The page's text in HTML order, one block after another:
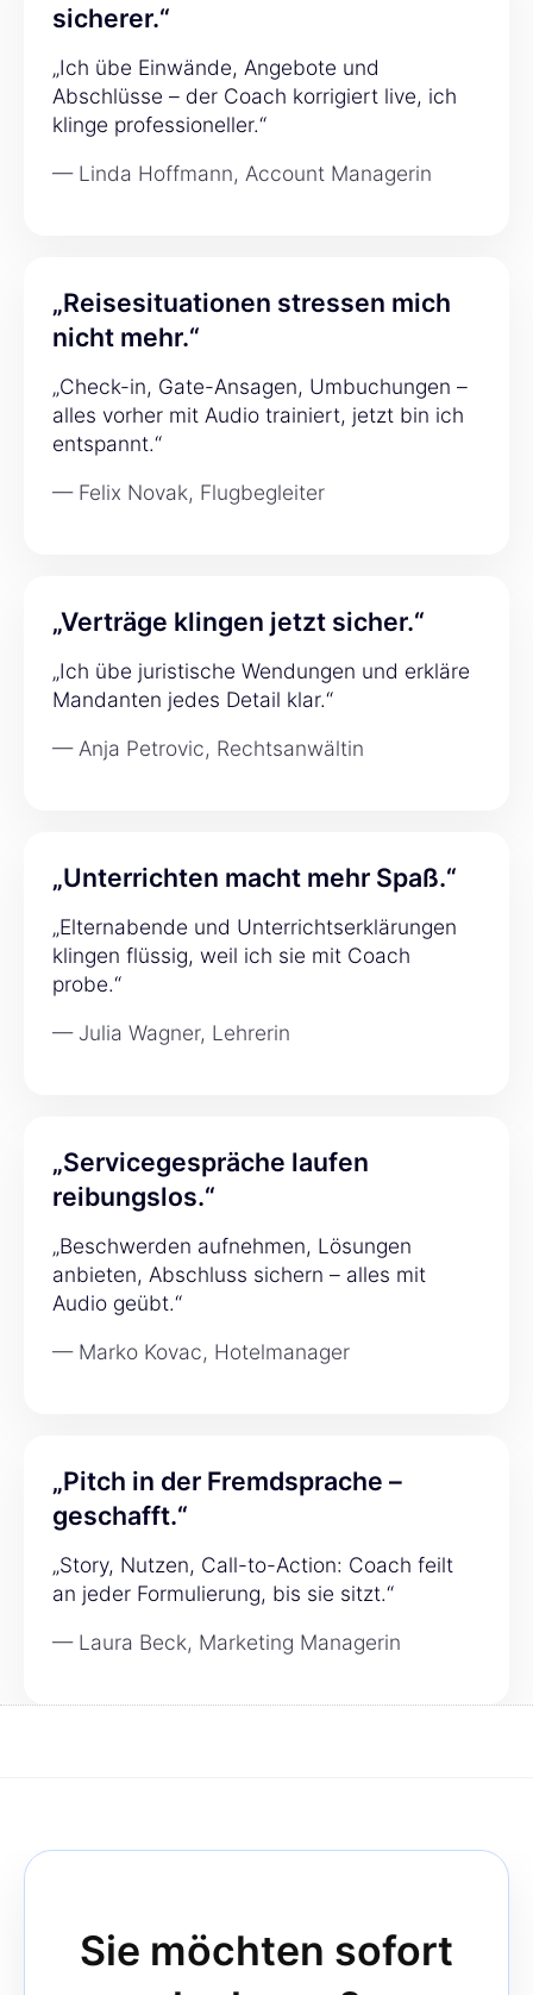
sicherer.“
„Ich übe Einwände, Angebote und
Abschlüsse – der Coach korrigiert live, ich
klinge professioneller.“
— Linda Hoffmann, Account Managerin
„Reisesituationen stressen mich
nicht mehr.“
„Check-in, Gate-Ansagen, Umbuchungen –
alles vorher mit Audio trainiert, jetzt bin ich
entspannt.“
— Felix Novak, Flugbegleiter
„Verträge klingen jetzt sicher.“
„Ich übe juristische Wendungen und erkläre
Mandanten jedes Detail klar.“
— Anja Petrovic, Rechtsanwältin
„Unterrichten macht mehr Spaß.“
„Elternabende und Unterrichtserklärungen
klingen flüssig, weil ich sie mit Coach
probe.“
— Julia Wagner, Lehrerin
„Servicegespräche laufen
reibungslos.“
„Beschwerden aufnehmen, Lösungen
anbieten, Abschluss sichern – alles mit
Audio geübt.“
— Marko Kovac, Hotelmanager
„Pitch in der Fremdsprache –
geschafft.“
„Story, Nutzen, Call-to-Action: Coach feilt
an jeder Formulierung, bis sie sitzt.“
— Laura Beck, Marketing Managerin
Sie möchten sofort